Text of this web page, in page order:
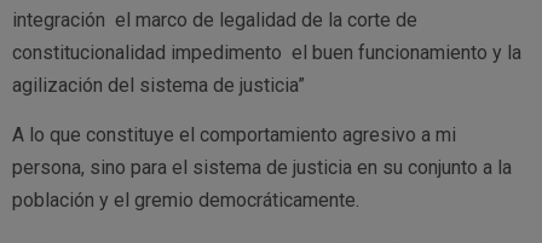
integración el marco de legalidad de la corte de
constitucionalidad impedimento el buen funcionamiento y la
agilización del sistema de justicia”
A lo que constituye el comportamiento agresivo a mi
persona, sino para el sistema de justicia en su conjunto a la
población y el gremio democráticamente.